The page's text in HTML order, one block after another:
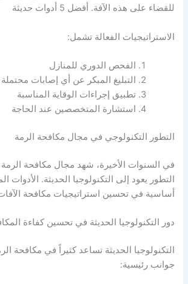
للقضاء على هذه الآفة. أفضل 5 أدوات حديثة
الاستراتيجيات الفعالة تشمل:
الفحص الدوري للمنازل
التبليغ المبكر عن أي إصابات محتملة
تطبيق إجراءات الوقاية المناسبة
استشارة المتخصصين عند الحاجة
التطور التكنولوجي في مجال مكافحة الرمة
في السنوات الأخيرة، شهد مجال مكافحة الرمة
التطور يعود إلى التكنولوجيا الحديثة. الأدوات
أساسية في تحسين استراتيجيات مكافحة
دور التكنولوجيا الحديثة في تحسين كفاءة
التكنولوجيا الحديثة تساعد كثيراً في مكافحة
جوانب رئيسية: